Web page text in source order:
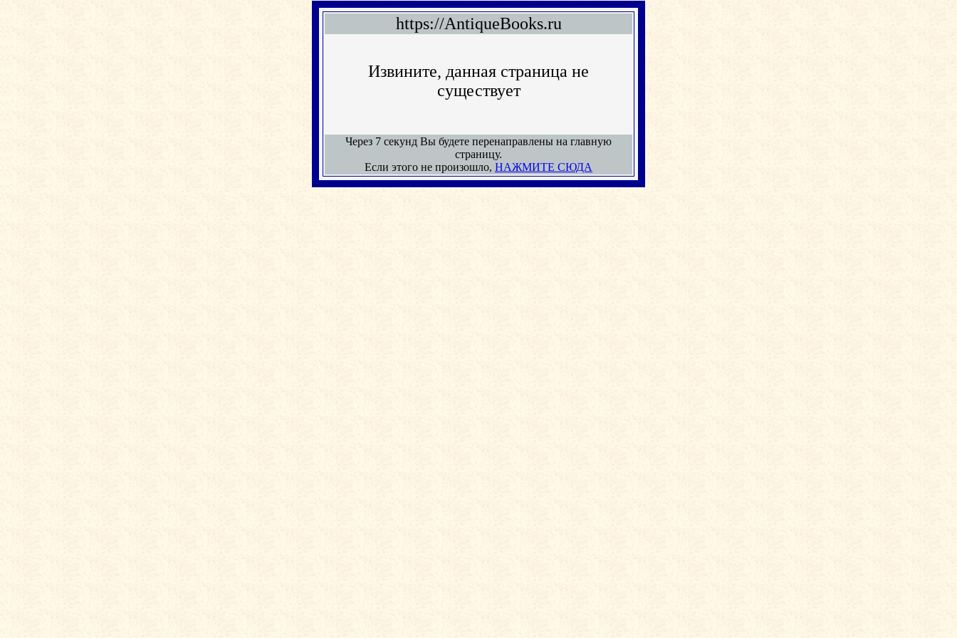
https://AntiqueBooks.ru
Извините, данная страница не
существует
Через 7 секунд Вы будете перенаправлены на главную
страницу.
Если этого не произошло, НАЖМИТЕ СЮДА